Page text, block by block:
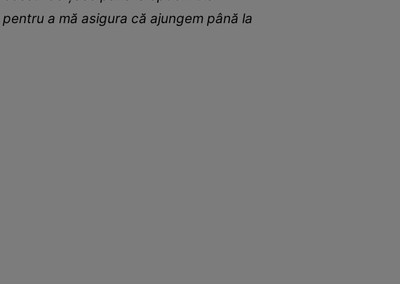
a mă asigura că ajungem până la